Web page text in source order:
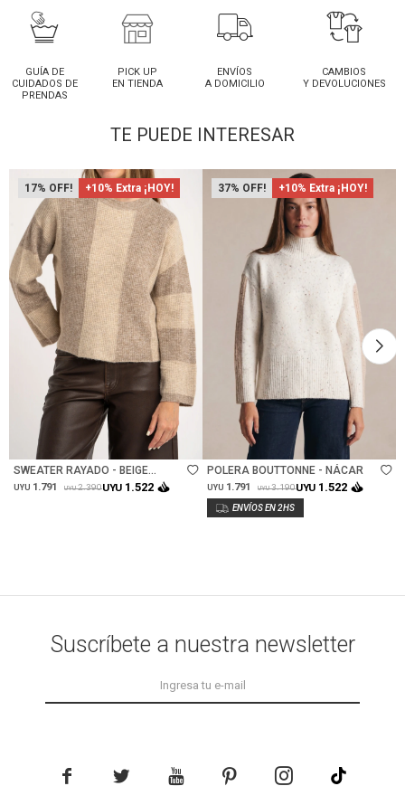
GUÍA DE
CUIDADOS DE
PRENDAS
PICK UP
EN TIENDA
ENVÍOS
A DOMICILIO
CAMBIOS
Y DEVOLUCIONES
TE PUEDE INTERESAR
17 +10% Extra ¡HOY!
SWEATER RAYADO - BEIGE
MELANGE
UYU 1.791 UYU 2.390UYU 1.522
37 +10% Extra ¡HOY!
Talle
POLERA BOUTTONNE - NÁCAR
UYU 1.791 UYU 3.190UYU 1.522
Suscríbete a nuestra newsletter
    